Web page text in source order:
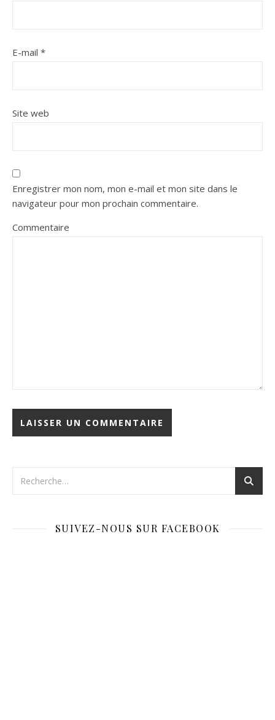
E-mail *
Site web
Enregistrer mon nom, mon e-mail et mon site dans le
navigateur pour mon prochain commentaire.
Commentaire
SUIVEZ-NOUS SUR FACEBOOK